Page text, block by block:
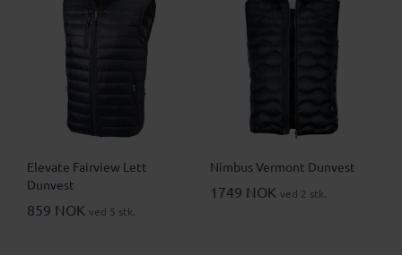
Elevate Fairview Lett
Dunvest
859 NOK ved 5 stk.
Nimbus Vermont Dunvest
1749 NOK ved 2 stk.